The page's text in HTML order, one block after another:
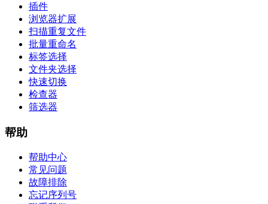
插件
浏览器扩展
扫描重复文件
批量重命名
标签选择
文件夹选择
快速切换
检查器
筛选器
帮助
帮助中心
常见问题
故障排除
忘记序列号